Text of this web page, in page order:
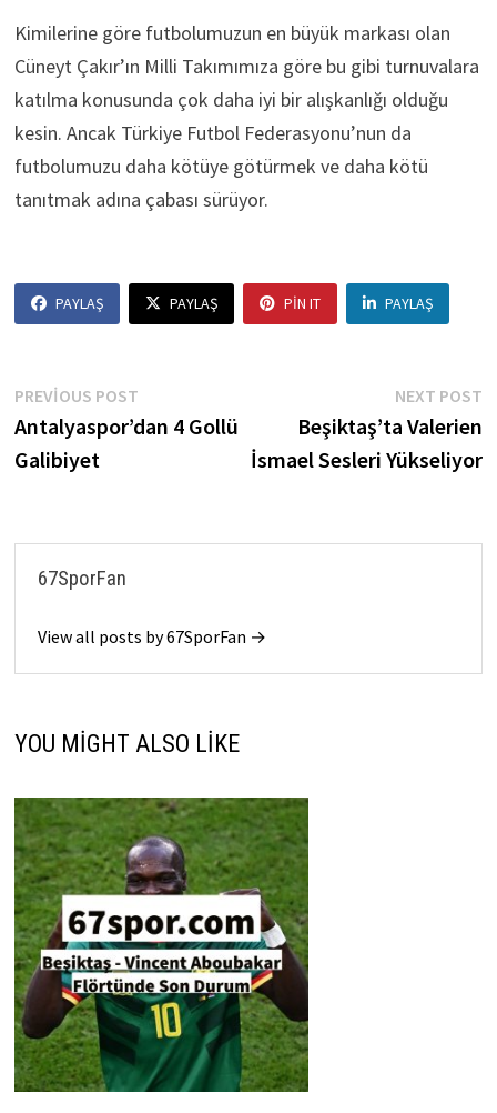
Kimilerine göre futbolumuzun en büyük markası olan
Cüneyt Çakır’ın Milli Takımımıza göre bu gibi turnuvalara
katılma konusunda çok daha iyi bir alışkanlığı olduğu
kesin. Ancak Türkiye Futbol Federasyonu’nun da
futbolumuzu daha kötüye götürmek ve daha kötü
tanıtmak adına çabası sürüyor.
PAYLAŞ PAYLAŞ PIN IT PAYLAŞ
Yazı
gezinmesi
PREVIOUS POSTPrevious
post:
Antalyaspor’dan 4 Gollü
Galibiyet
NEXT POST
Beşiktaş’ta Valerien
İsmael Sesleri Yükseliyor
67SporFan
View all posts by 67SporFan →
YOU MIGHT ALSO LIKE